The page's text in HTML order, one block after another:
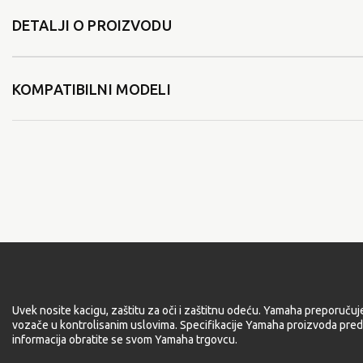
DETALJI O PROIZVODU
KOMPATIBILNI MODELI
Uvek nosite kacigu, zaštitu za oči i zaštitnu odeću. Yamaha
vozače u kontrolisanim uslovima. Specifikacije Yamaha proizvoda
informacija obratite se svom Yamaha trgovcu.